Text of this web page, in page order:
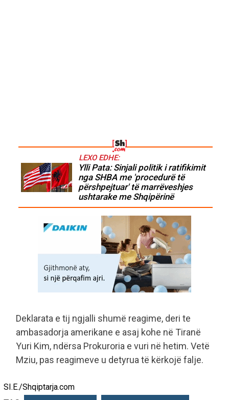
LEXO EDHE:
Ylli Pata: Sinjali politik i ratifikimit
nga SHBA me 'procedurë të
përshpejtuar' të marrëveshjes
ushtarake me Shqipërinë
Deklarata e tij ngjalli shumë reagime, deri te
ambasadorja amerikane e asaj kohe në Tiranë
Yuri Kim, ndërsa Prokuroria e vuri në hetim. Vetë
Mziu, pas reagimeve u detyrua të kërkojë falje.
SI.E./Shqiptarja.com